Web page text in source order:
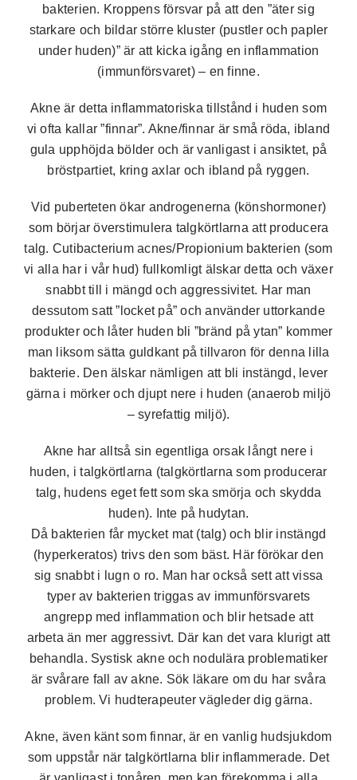
bakterien. Kroppens försvar på att den ”äter sig
starkare och bildar större kluster (pustler och papler
under huden)” är att kicka igång en inflammation
(immunförsvaret) – en finne.
Akne är detta inflammatoriska tillstånd i huden som
vi ofta kallar ”finnar”. Akne/finnar är små röda, ibland
gula upphöjda bölder och är vanligast i ansiktet, på
bröstpartiet, kring axlar och ibland på ryggen.
Vid puberteten ökar androgenerna (könshormoner)
som börjar överstimulera talgkörtlarna att producera
talg. Cutibacterium acnes/Propionium bakterien (som
vi alla har i vår hud) fullkomligt älskar detta och växer
snabbt till i mängd och aggressivitet. Har man
dessutom satt ”locket på” och använder uttorkande
produkter och låter huden bli ”bränd på ytan” kommer
man liksom sätta guldkant på tillvaron för denna lilla
bakterie. Den älskar nämligen att bli instängd, lever
gärna i mörker och djupt nere i huden (anaerob miljö
– syrefattig miljö).
Akne har alltså sin egentliga orsak långt nere i
huden, i talgkörtlarna (talgkörtlarna som producerar
talg, hudens eget fett som ska smörja och skydda
huden). Inte på hudytan.
Då bakterien får mycket mat (talg) och blir instängd
(hyperkeratos) trivs den som bäst. Här förökar den
sig snabbt i lugn o ro. Man har också sett att vissa
typer av bakterien triggas av immunförsvarets
angrepp med inflammation och blir hetsade att
arbeta än mer aggressivt. Där kan det vara klurigt att
behandla. Systisk akne och nodulära problematiker
är svårare fall av akne. Sök läkare om du har svåra
problem. Vi hudterapeuter vägleder dig gärna.
Akne, även känt som finnar, är en vanlig hudsjukdom
som uppstår när talgkörtlarna blir inflammerade. Det